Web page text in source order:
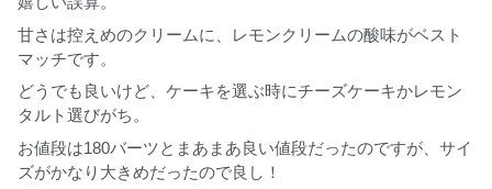
甘さは控えめのクリームに、レモンクリームの酸味がベスト
マッチです。
どうでも良いけど、ケーキを選ぶ時にチーズケーキかレモン
タルト選びがち。
お値段は180バーツとまあまあ良い値段だったのですが、サイ
ズがかなり大きめだったので良し！